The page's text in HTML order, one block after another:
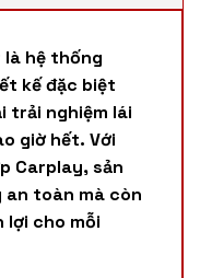
hệ thống
kế đặc biệt
trải nghiệm lái
giờ hết. Với
Carplay, sản
an toàn mà còn
lợi cho mỗi